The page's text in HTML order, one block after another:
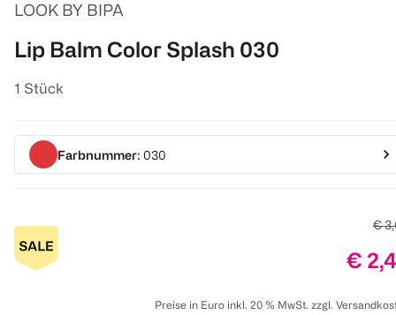
LOOK BY BIPA
Lip Balm Color Splash 030
1 Stück
Farbnummer: 030
€
€
Preise in Euro inkl. 20 % MwSt. zzgl.